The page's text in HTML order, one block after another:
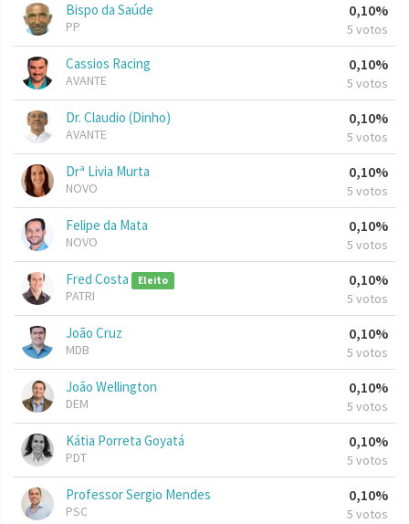
Bispo da Saúde
PP
0,10%
5 votos
Cassios Racing
AVANTE
0,10%
5 votos
Dr. Claudio (Dinho)
AVANTE
0,10%
5 votos
Drª Livia Murta
NOVO
0,10%
5 votos
Felipe da Mata
NOVO
0,10%
5 votos
Fred Costa Eleito
PATRI
0,10%
5 votos
João Cruz
MDB
0,10%
5 votos
João Wellington
DEM
0,10%
5 votos
Kátia Porreta Goyatá
PDT
0,10%
5 votos
Professor Sergio Mendes
PSC
0,10%
5 votos